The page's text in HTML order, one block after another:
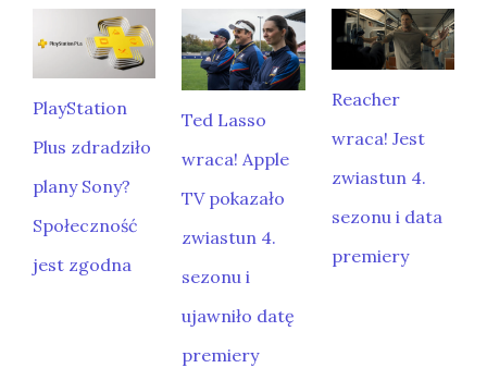
PlayStation
Plus zdradziło
plany Sony?
Społeczność
jest zgodna
Ted Lasso
wraca! Apple
TV pokazało
zwiastun 4.
sezonu i
ujawniło datę
premiery
Reacher
wraca! Jest
zwiastun 4.
sezonu i data
premiery